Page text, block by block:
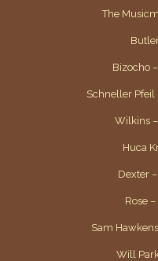
The
Bizocho
Schneller Pfeil
Wilkins
Huca
Dexter
Rose
Sam
Will